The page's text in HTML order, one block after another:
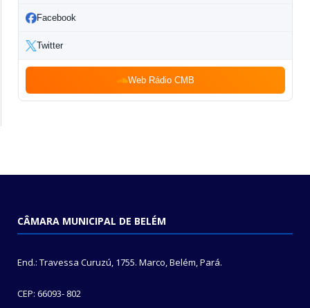
Facebook
Twitter
Web Rádio CMB
CÂMARA MUNICIPAL DE BELÉM
End.: Travessa Curuzú, 1755. Marco, Belém, Pará.
CEP: 66093- 802